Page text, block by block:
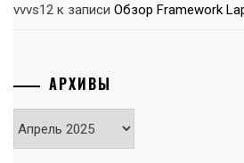
vvvs12 к записи Обзор Framework
АРХИВЫ